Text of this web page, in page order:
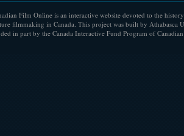
Film Online is an interactive website devoted to the
filmmaking in Canada. This project was built by Athabasca
in part by the Canada Interactive Fund Program of